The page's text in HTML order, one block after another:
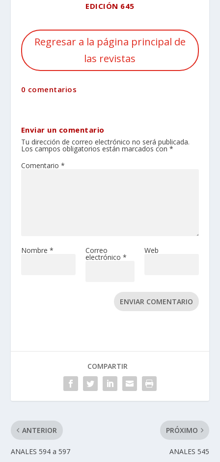
EDICIÓN 645
Regresar a la página principal de
las revistas
0 comentarios
Enviar un comentario
Tu dirección de correo electrónico no será publicada.
Los campos obligatorios están marcados con *
Comentario *
Nombre * Correo
electrónico *
Web
ENVIAR COMENTARIO
COMPARTIR
ANTERIOR
ANALES 594 a 597
PRÓXIMO
ANALES 545